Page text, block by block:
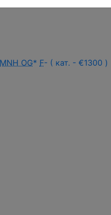
MNH OG* F- ( кат. - €1300 )